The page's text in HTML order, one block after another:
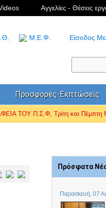
Αγγελίες - Θέσεις
Μ.Ε.Φ. Είσοδος
Προσφορές-Εκπτώσεις
ΤΟΥ Π.Σ.Φ, Τρίτη και Πέμπτη
Πρόσφατα
Παρασκευή, 07